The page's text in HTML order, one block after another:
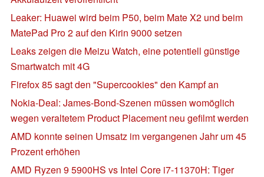
Leaker: Huawei wird beim P50, beim Mate X2 und beim
MatePad Pro 2 auf den Kirin 9000 setzen
Leaks zeigen die Meizu Watch, eine potentiell günstige
Smartwatch mit 4G
Firefox 85 sagt den "Supercookies" den Kampf an
Nokia-Deal: James-Bond-Szenen müssen womöglich
wegen veraltetem Product Placement neu gefilmt werden
AMD konnte seinen Umsatz im vergangenen Jahr um 45
Prozent erhöhen
AMD Ryzen 9 5900HS vs Intel Core i7-11370H: Tiger